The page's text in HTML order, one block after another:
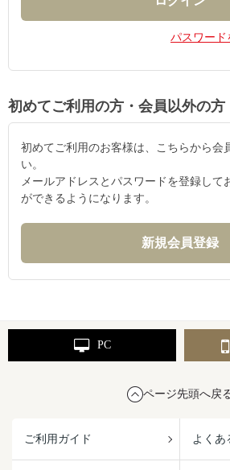
パスワード
初めてご利用の方・会員以外の方
初めてご利用のお客様は、こちらから会
い。
メールアドレスとパスワードを登録して
ができるようになります。
PC
ページ先頭へ戻
ご利用ガイド よくあ